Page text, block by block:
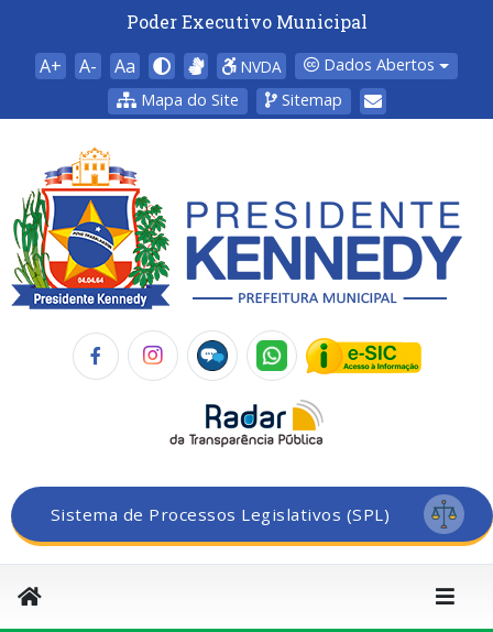
Poder Executivo Municipal
A+ A- Aa NVDA
Dados Abertos
Mapa do Site
Sitemap
Sistema de Processos Legislativos (SPL)